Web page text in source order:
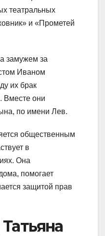
театральных
и «Прометей
замужем за
Иваном
их брак
Вместе они
по имени Лев.
общественным
в
Она
помогает
защитой прав